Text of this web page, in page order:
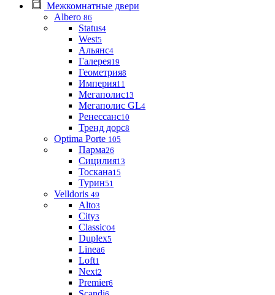
Межкомнатные двери
Albero 86
Status4
West5
Альянс4
Галерея19
Геометрия8
Империя11
Мегаполис13
Мегаполис GL4
Ренессанс10
Тренд дорс8
Optima Porte 105
Парма26
Сицилия13
Тоскана15
Турин51
Velldoris 49
Alto3
City3
Classico4
Duplex5
Linea6
Loft1
Next2
Premier6